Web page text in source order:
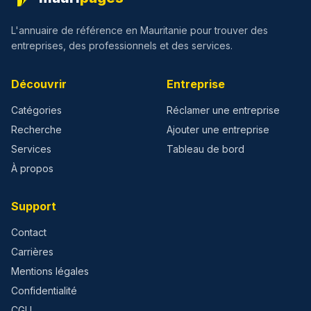
L'annuaire de référence en Mauritanie pour trouver des
entreprises, des professionnels et des services.
Découvrir
Catégories
Recherche
Services
À propos
Entreprise
Réclamer une entreprise
Ajouter une entreprise
Tableau de bord
Support
Contact
Carrières
Mentions légales
Confidentialité